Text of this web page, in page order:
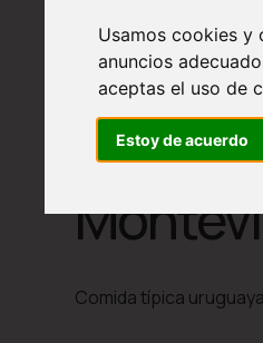
Usamos cookies y
anuncios
aceptas el uso de
Estoy de acuerdo
Restoration
Comida típica